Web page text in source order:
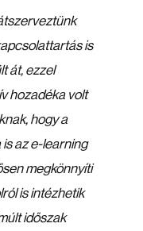
is
át, ezzel
hozadéka volt
hogy a
az e-learning
megkönnyíti
is intézhetik
időszak